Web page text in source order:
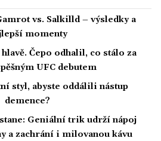
vs. Salkilld – výsledky a
momenty
Čepo odhalil, co stálo za
UFC debutem
styl, abyste oddálili nástup
demence?
Geniální trik udrží nápoj
a zachrání i milovanou kávu